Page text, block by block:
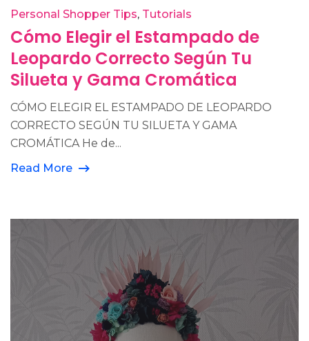
Personal Shopper Tips Tutorials
Cómo Elegir el Estampado de
Leopardo Correcto Según Tu
Silueta y Gama Cromática
CÓMO ELEGIR EL ESTAMPADO DE LEOPARDO
CORRECTO SEGÚN TU SILUETA Y GAMA
CROMÁTICA He de...
Read More